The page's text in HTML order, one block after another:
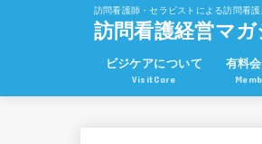
訪問看護師・セラピストによる訪問看護
訪問看護経営マガ
ビジケアについて
VisitCare
有料